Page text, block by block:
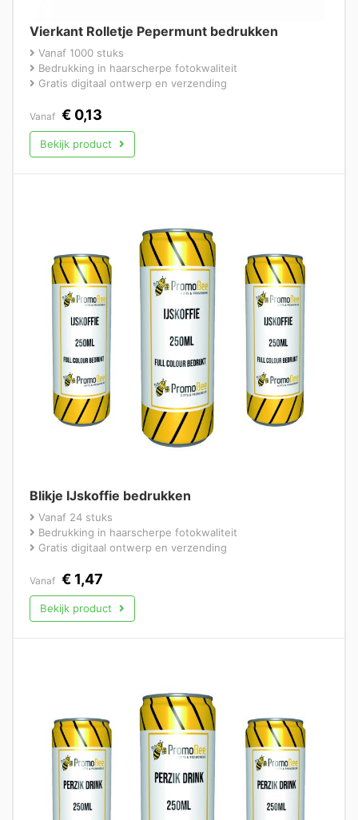
Vierkant Rolletje Pepermunt bedrukken
Vanaf 1000 stuks
Bedrukking in haarscherpe fotokwaliteit
Gratis digitaal ontwerp en verzending
Vanaf € 0,13
Bekijk product
Blikje IJskoffie bedrukken
Vanaf 24 stuks
Bedrukking in haarscherpe fotokwaliteit
Gratis digitaal ontwerp en verzending
Vanaf € 1,47
Bekijk product